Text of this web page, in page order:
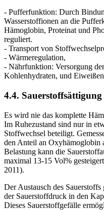
- Pufferfunktion: Durch
Wasserstoffionen an die
Hämoglobin, Proteinat und
reguliert.
- Transport von
- Wärmeregulation,
- Nährfunktion: Versorgung
Kohlenhydraten, und
4.4. Sauerstoffsättigung
Es wird nie das komplette
Im Ruhezustand sind nur in
Stoffwechsel beteiligt.
den Anteil an Oxyhämoglobin
Belastung kann die
maximal 13-15 Vol%
2011).
Der Austausch des
der Sauerstoffdruck in den
Dieses Sauerstoffgefälle